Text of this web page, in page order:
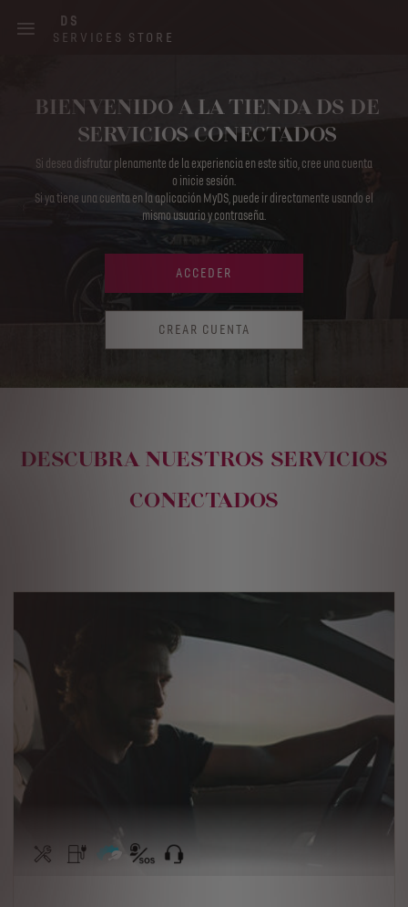
DS
SERVICES STORE
Main
navigation
BIENVENIDO A LA TIENDA DS DE
SERVICIOS CONECTADOS
Si desea disfrutar plenamente de la experiencia en este sitio, cree una cuenta
o inicie sesión.
Si ya tiene una cuenta en la aplicación MyDS, puede ir directamente usando el
mismo usuario y contraseña.
ACCEDER
CREAR CUENTA
DESCUBRA NUESTROS SERVICIOS
CONECTADOS